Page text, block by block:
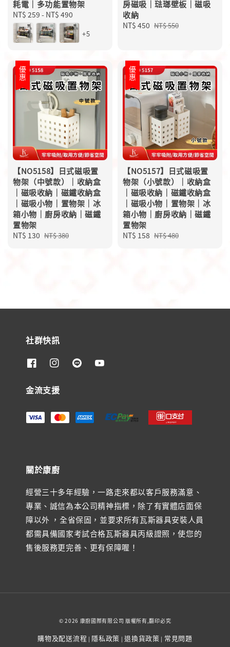
耗電｜多功能置物架
Regular
price
NT$ 259 - NT$ 490
+5
房磁吸｜琺瑯壁板｜磁吸
收納
Sale
NT$ 450 Regular
NT$ 550
優惠
【NO5158】日式磁吸置
物架（中號款）｜收納盒
｜磁吸收納｜磁鐵收納盒
｜磁吸小物｜置物架｜冰
箱小物｜廚房收納｜磁鐵
置物架
Sale
NT$ 130 Regular
NT$ 380
優惠
【NO5157】日式磁吸置
物架（小號款）｜收納盒
｜磁吸收納｜磁鐵收納盒
｜磁吸小物｜置物架｜冰
箱小物｜廚房收納｜磁鐵
置物架
Sale
NT$ 158 Regular
NT$ 480
社群快訊
金流支援
關於康廚
經營三十多年經驗，一路走來都以客戶服務滿意、
專業、誠信為本公司精神指標，除了有實體店面保
障以外 ，全省保固，並要求所有瓦斯器具安裝人員
都需具備國家考試合格瓦斯器具丙級證照，使您的
售後服務更完善、更有保障喔！
© 2026 康廚國際有限公司 版權所有,翻印必究
購物及配送流程 | 隱私政策 |退換貨政策 | 常見問題